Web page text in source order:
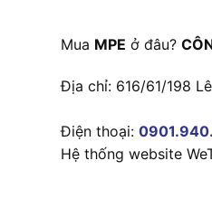
Mua MPE ở đâu?
Địa chỉ: 616/61/198
Điện thoại:
Hệ thống website